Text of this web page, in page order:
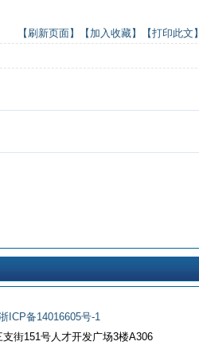
【刷新页面】
【加入收藏】 【打印此文】
ICP备14016605号-1
街151号人才开发广场3楼A306